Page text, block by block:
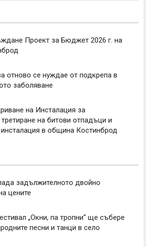
Проект за Бюджет 2026 г. на
отново се нуждае от подкрепа в
заболяване
на Инсталация за
на битови отпадъци и
в община Костинброд
задължителното двойно
цените
„Окни, па тропни“ ще събере
песни и танци в село